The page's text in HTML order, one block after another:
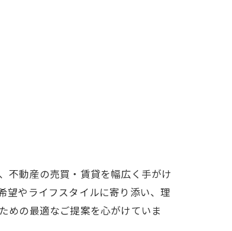
不動産の売買・賃貸を幅広く手がけ
望やライフスタイルに寄り添い、理
めの最適なご提案を心がけていま